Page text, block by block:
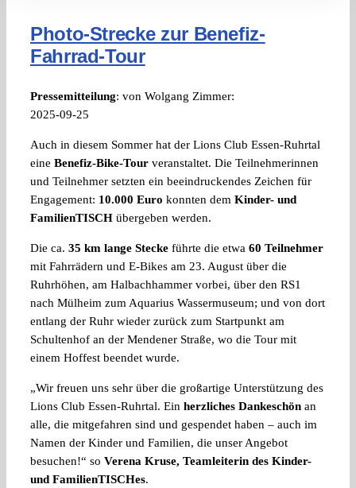
Photo-Strecke zur Benefiz-
Fahrrad-Tour
Pressemitteilung: von Wolgang Zimmer:
2025-09-25
Auch in diesem Sommer hat der Lions Club Essen-Ruhrtal
eine Benefiz-Bike-Tour veranstaltet. Die Teilnehmerinnen
und Teilnehmer setzten ein beeindruckendes Zeichen für
Engagement: 10.000 Euro konnten dem Kinder- und
FamilienTISCH übergeben werden.
Die ca. 35 km lange Stecke führte die etwa 60 Teilnehmer
mit Fahrrädern und E-Bikes am 23. August über die
Ruhrhöhen, am Halbachhammer vorbei, über den RS1
nach Mülheim zum Aquarius Wassermuseum; und von dort
entlang der Ruhr wieder zurück zum Startpunkt am
Schultenhof an der Mendener Straße, wo die Tour mit
einem Hoffest beendet wurde.
„Wir freuen uns sehr über die großartige Unterstützung des
Lions Club Essen-Ruhrtal. Ein herzliches Dankeschön an
alle, die mitgefahren sind und gespendet haben – auch im
Namen der Kinder und Familien, die unser Angebot
besuchen!“ so Verena Kruse, Teamleiterin des Kinder-
und FamilienTISCHes.